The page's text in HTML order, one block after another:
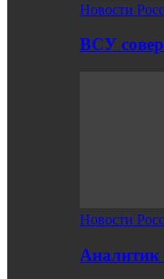
Новости
ВСУ
Новости